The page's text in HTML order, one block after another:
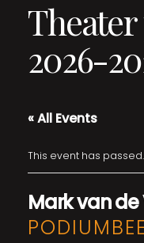
2026-
« All Events
This event has passed.
Mark van